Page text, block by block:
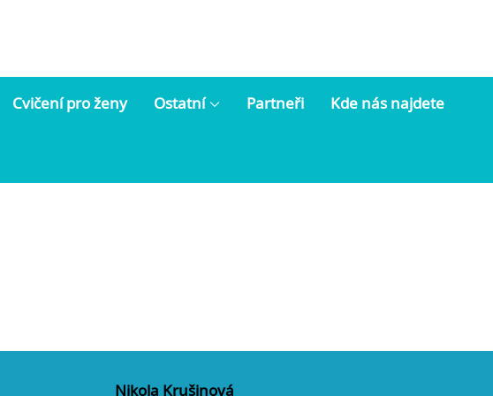
Cvičení pro ženy Ostatní Partneři Kde nás najdete
Nikola Krušinová